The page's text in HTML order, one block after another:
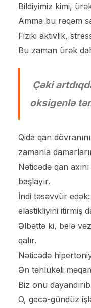
Bildiyimiz kimi,
Amma bu rəqəm
Fiziki aktivlik,
Bu zaman ürək
Çəki
oksigenlə
Qida qan
zamanla
Nəticədə qan
başlayır.
İndi təsəvvür
elastikliyini itirmiş
Əlbəttə ki, belə
qalır.
Nəticədə
Ən təhlükəli
Biz onu
O, gecə-gündüz